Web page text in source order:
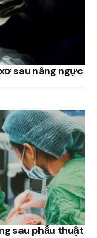
sau nâng ngực
sau phẫu thuật